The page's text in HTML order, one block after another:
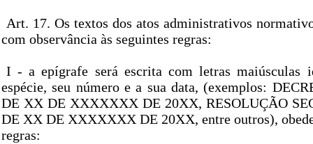
Art. 17. Os textos dos atos administrativos
com observância às seguintes regras:
I - a epígrafe será escrita com letras maiúsculas
espécie, seu número e a sua data, (exemplos:
DE XX DE XXXXXXX DE 20XX, RESOLUÇÃO
DE XX DE XXXXXXX DE 20XX, entre outros),
regras: